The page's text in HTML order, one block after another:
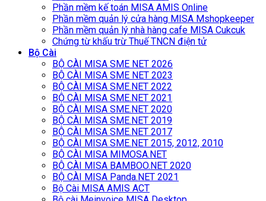
Phần mềm kế toán MISA AMIS Online
Phần mềm quản lý cửa hàng MISA Mshopkeeper
Phần mềm quản lý nhà hàng cafe MISA Cukcuk
Chứng từ khấu trừ Thuế TNCN điện tử
Bộ Cài
BỘ CÀI MISA SME NET 2026
BỘ CÀI MISA SME NET 2023
BỘ CÀI MISA SME.NET 2022
BỘ CÀI MISA SME.NET 2021
BỘ CÀI MISA SME.NET 2020
BỘ CÀI MISA SME.NET 2019
BỘ CÀI MISA SME.NET 2017
BỘ CÀI MISA SME.NET 2015, 2012, 2010
BỘ CÀI MISA MIMOSA.NET
BỘ CÀI MISA BAMBOO.NET 2020
BỘ CÀI MISA Panda.NET 2021
Bộ Cài MISA AMIS ACT